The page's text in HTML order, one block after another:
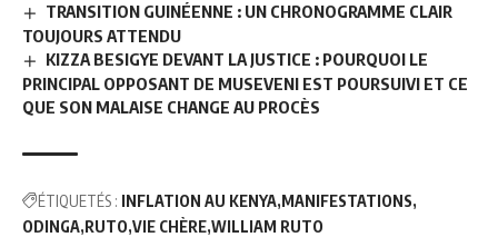
TRANSITION GUINÉENNE : UN CHRONOGRAMME CLAIR
TOUJOURS ATTENDU
KIZZA BESIGYE DEVANT LA JUSTICE : POURQUOI LE
PRINCIPAL OPPOSANT DE MUSEVENI EST POURSUIVI ET CE
QUE SON MALAISE CHANGE AU PROCÈS
ÉTIQUETÉS : INFLATION AU KENYA MANIFESTATIONS
ODINGA RUTO VIE CHÈRE WILLIAM RUTO